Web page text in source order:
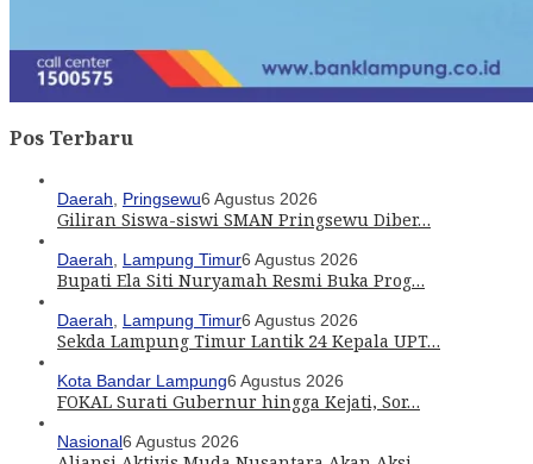
Pos Terbaru
Daerah, Pringsewu6 Agustus 2026
Giliran Siswa-siswi SMAN Pringsewu Diber…
Daerah, Lampung Timur6 Agustus 2026
Bupati Ela Siti Nuryamah Resmi Buka Prog…
Daerah, Lampung Timur6 Agustus 2026
Sekda Lampung Timur Lantik 24 Kepala UPT…
Kota Bandar Lampung6 Agustus 2026
FOKAL Surati Gubernur hingga Kejati, Sor…
Nasional6 Agustus 2026